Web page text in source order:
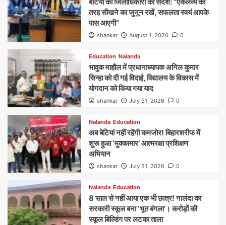
तरह सीखने का जुनून रखें, सफलता स्वयं आपके
पास आएगी”
shankar August 1, 2026 0
Education Nalanda
भावुक माहौल में प्रधानाध्यापक अनिल कुमार
सिन्हा को दी गई विदाई, विद्यालय के विकास में
योगदान को किया गया याद
shankar July 31, 2026 0
Nalanda Education
अब बेटियां नहीं रहेंगी कमजोर! बिहारशरीफ में
शुरू हुआ ‘मुक्कामार’ आत्मरक्षा प्रशिक्षण
अभियान
shankar July 31, 2026 0
Nalanda Education
8 साल से नहीं आया एक भी छात्र! नालंदा का
सरकारी स्कूल बना ‘भूत बंगला’। करोड़ों की
स्कूल बिल्डिंग पर लटका ताला